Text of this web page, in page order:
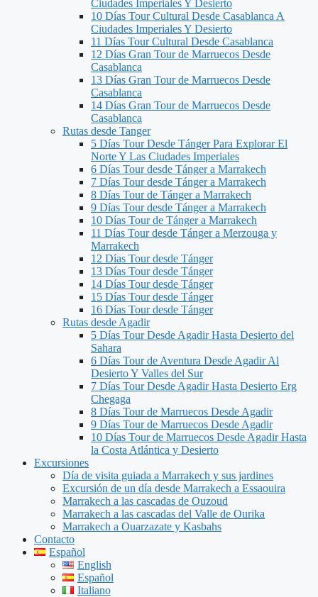
Ciudades Imperiales Y Desierto
10 Días Tour Cultural Desde Casablanca A
Ciudades Imperiales Y Desierto
11 Días Tour Cultural Desde Casablanca
12 Días Gran Tour de Marruecos Desde
Casablanca
13 Días Gran Tour de Marruecos Desde
Casablanca
14 Días Gran Tour de Marruecos Desde
Casablanca
Rutas desde Tanger
5 Días Tour Desde Tánger Para Explorar El
Norte Y Las Ciudades Imperiales
6 Días Tour desde Tánger a Marrakech
7 Días Tour desde Tánger a Marrakech
8 Días Tour de Tánger a Marrakech
9 Días Tour desde Tánger a Marrakech
10 Días Tour de Tánger a Marrakech
11 Días Tour desde Tánger a Merzouga y
Marrakech
12 Días Tour desde Tánger
13 Días Tour desde Tánger
14 Días Tour desde Tánger
15 Días Tour desde Tánger
16 Días Tour desde Tánger
Rutas desde Agadir
5 Días Tour Desde Agadir Hasta Desierto del
Sahara
6 Días Tour de Aventura Desde Agadir Al
Desierto Y Valles del Sur
7 Días Tour Desde Agadir Hasta Desierto Erg
Chegaga
8 Días Tour de Marruecos Desde Agadir
9 Días Tour de Marruecos Desde Agadir
10 Días Tour de Marruecos Desde Agadir Hasta
la Costa Atlántica y Desierto
Excursiones
Día de visita guiada a Marrakech y sus jardines
Excursión de un día desde Marrakech a Essaouira
Marrakech a las cascadas de Ouzoud
Marrakech a las cascadas del Valle de Ourika
Marrakech a Ouarzazate y Kasbahs
Contacto
Español
English
Español
Italiano